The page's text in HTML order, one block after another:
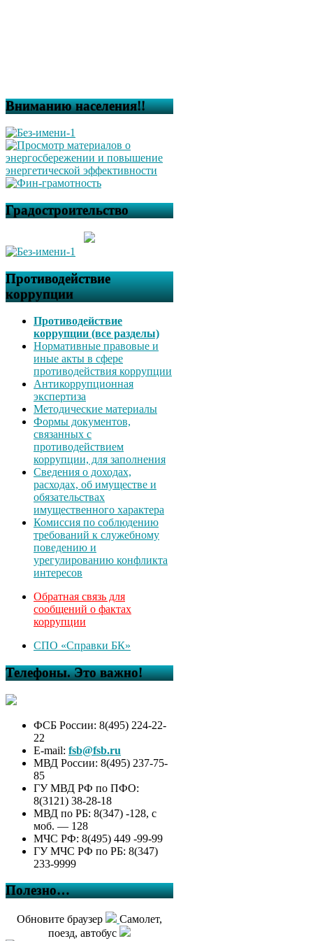
Вниманию населения!!
Градостроительство
Противодействие
коррупции
Противодействие
коррупции (все разделы)
Нормативные правовые и
иные акты в сфере
противодействия коррупции
Антикоррупционная
экспертиза
Методические материалы
Формы документов,
связанных с
противодействием
коррупции, для заполнения
Сведения о доходах,
расходах, об имуществе и
обязательствах
имущественного характера
Комиссия по соблюдению
требований к служебному
поведению и
урегулированию конфликта
интересов
Обратная связь для
сообщений о фактах
коррупции
СПО «Справки БК»
Телефоны. Это важно!
ФСБ России: 8(495) 224-22-
22
E-mail: fsb@fsb.ru
МВД России: 8(495) 237-75-
85
ГУ МВД РФ по ПФО:
8(3121) 38-28-18
МВД по РБ: 8(347) -128, с
моб. — 128
МЧС РФ: 8(495) 449 -99-99
ГУ МЧС РФ по РБ: 8(347)
233-9999
Полезно…
Обновите браузер
Самолет,
поезд, автобус